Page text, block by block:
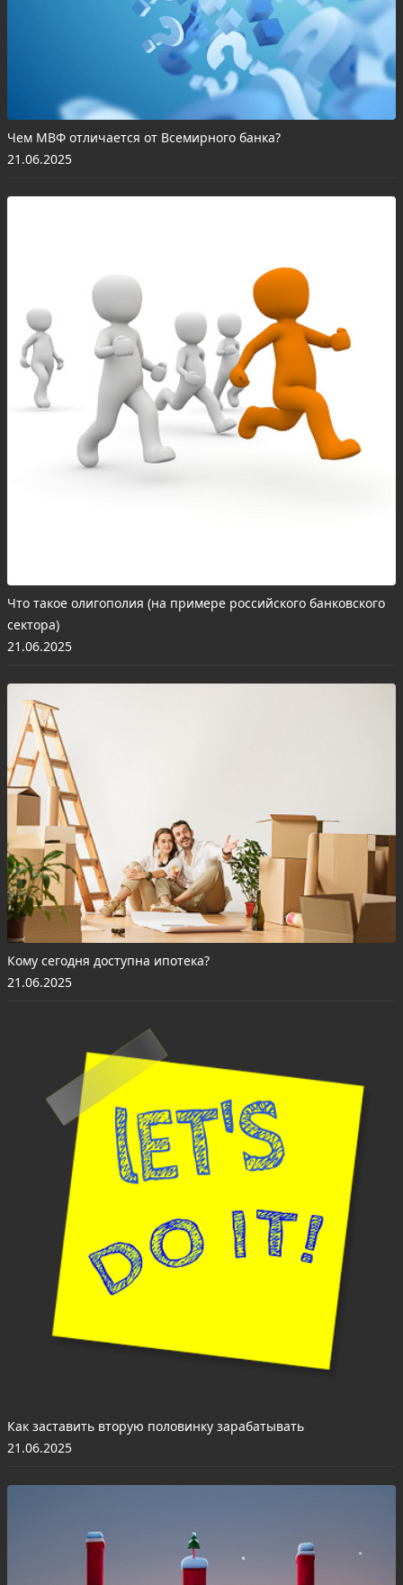
Чем МВФ отличается от Всемирного банка?
21.06.2025
Что такое олигополия (на примере российского банковского
сектора)
21.06.2025
Кому сегодня доступна ипотека?
21.06.2025
Как заставить вторую половинку зарабатывать
21.06.2025